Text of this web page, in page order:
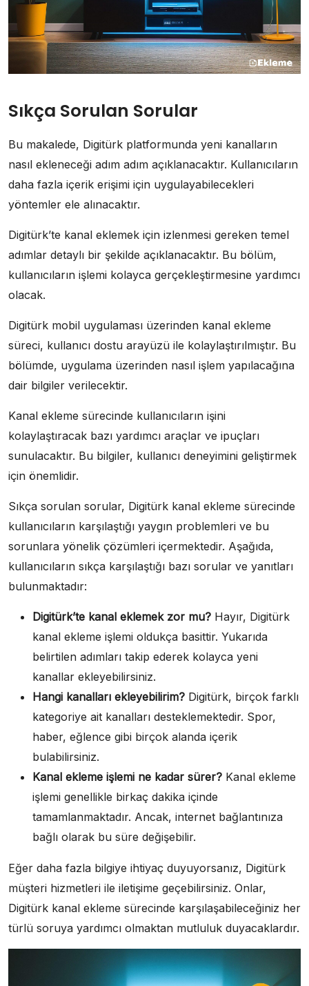
Sıkça Sorulan Sorular
Bu makalede, Digitürk platformunda yeni kanalların
nasıl ekleneceği adım adım açıklanacaktır. Kullanıcıların
daha fazla içerik erişimi için uygulayabilecekleri
yöntemler ele alınacaktır.
Digitürk’te kanal eklemek için izlenmesi gereken temel
adımlar detaylı bir şekilde açıklanacaktır. Bu bölüm,
kullanıcıların işlemi kolayca gerçekleştirmesine yardımcı
olacak.
Digitürk mobil uygulaması üzerinden kanal ekleme
süreci, kullanıcı dostu arayüzü ile kolaylaştırılmıştır. Bu
bölümde, uygulama üzerinden nasıl işlem yapılacağına
dair bilgiler verilecektir.
Kanal ekleme sürecinde kullanıcıların işini
kolaylaştıracak bazı yardımcı araçlar ve ipuçları
sunulacaktır. Bu bilgiler, kullanıcı deneyimini geliştirmek
için önemlidir.
Sıkça sorulan sorular, Digitürk kanal ekleme sürecinde
kullanıcıların karşılaştığı yaygın problemleri ve bu
sorunlara yönelik çözümleri içermektedir. Aşağıda,
kullanıcıların sıkça karşılaştığı bazı sorular ve yanıtları
bulunmaktadır:
Digitürk’te kanal eklemek zor mu? Hayır, Digitürk
kanal ekleme işlemi oldukça basittir. Yukarıda
belirtilen adımları takip ederek kolayca yeni
kanallar ekleyebilirsiniz.
Hangi kanalları ekleyebilirim? Digitürk, birçok farklı
kategoriye ait kanalları desteklemektedir. Spor,
haber, eğlence gibi birçok alanda içerik
bulabilirsiniz.
Kanal ekleme işlemi ne kadar sürer? Kanal ekleme
işlemi genellikle birkaç dakika içinde
tamamlanmaktadır. Ancak, internet bağlantınıza
bağlı olarak bu süre değişebilir.
Eğer daha fazla bilgiye ihtiyaç duyuyorsanız, Digitürk
müşteri hizmetleri ile iletişime geçebilirsiniz. Onlar,
Digitürk kanal ekleme sürecinde karşılaşabileceğiniz her
türlü soruya yardımcı olmaktan mutluluk duyacaklardır.